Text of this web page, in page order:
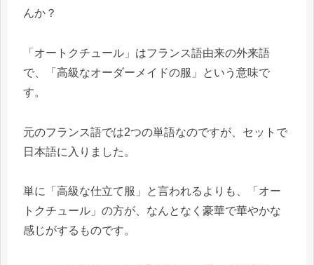
んか？
「オートクチュール」はフランス語由来の外来語
で、「高級なオーダーメイドの服」という意味で
す。
元のフランス語では2つの単語なのですが、セットで
日本語に入りました。
単に「高級な仕立て服」と言われるよりも、「オー
トクチュール」の方が、なんとなく豪華で華やかな
感じがするものです。